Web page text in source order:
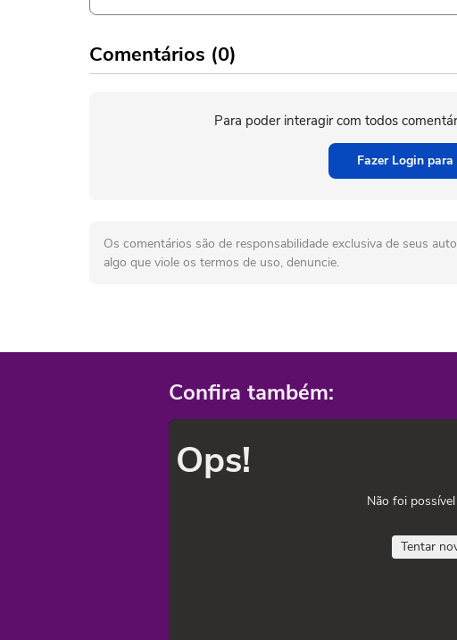
Comentários (0)
Para poder interagir com todos
Fazer Login
Os comentários são de responsabilidade exclusiva de seus
algo que viole os termos de uso, denuncie.
Confira também:
Ops!
Não foi
Tentar